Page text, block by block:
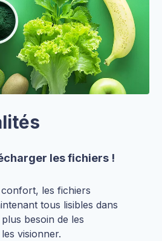
les fichiers !
les fichiers
tous lisibles dans
besoin de les
visionner.